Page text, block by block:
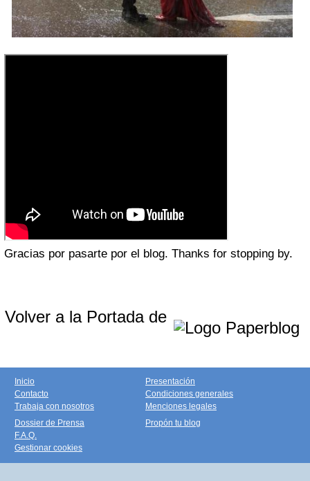
Gracias por pasarte por el blog. Thanks for stopping by.
Volver a la Portada de
Inicio
Contacto
Trabaja con nosotros
Presentación
Condiciones generales
Menciones legales
Dossier de Prensa
F.A.Q.
Gestionar cookies
Propón tu blog